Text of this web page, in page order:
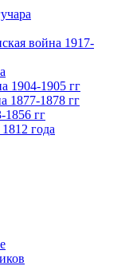
война 1917-
1904-1905 гг
1877-1878 гг
1856 гг
года